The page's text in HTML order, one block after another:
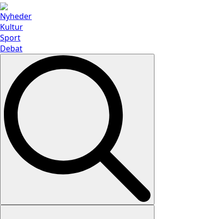
Nyheder
Kultur
Sport
Debat
Search